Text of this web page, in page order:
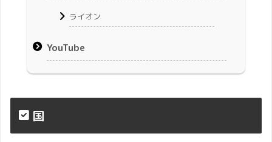
ライオン
YouTube
国